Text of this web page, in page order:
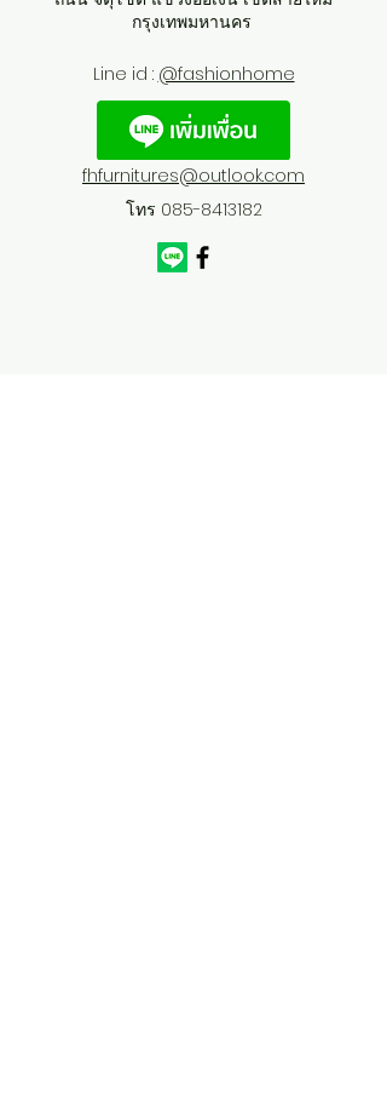
กรุงเทพมหานคร
Line id : @fashionhome
fhfurnitures@outlook.com
โทร 085-8413182